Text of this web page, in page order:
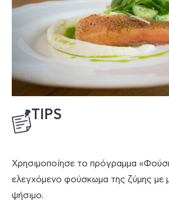
TIPS
Χρησιμοποίησε το πρόγραμμα
ελεγχόμενο φούσκωμα της ζύμης με
ψήσιμο.